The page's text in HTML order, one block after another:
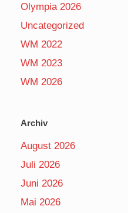
Olympia 2026
Uncategorized
WM 2022
WM 2023
WM 2026
Archiv
August 2026
Juli 2026
Juni 2026
Mai 2026